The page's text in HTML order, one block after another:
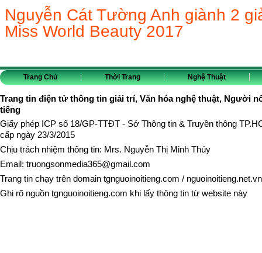
Nguyễn Cát Tường Anh giành 2
Miss World Beauty 2017
Trang Chủ Thời Trang Nghệ Thuật
Trang tin điện tử thông tin giải trí, Văn hóa nghệ thuật, Người
tiếng
Giấy phép ICP số 18/GP-TTĐT - Sở Thông tin & Truyền thông
cấp ngày 23/3/2015
Chịu trách nhiệm thông tin: Mrs. Nguyễn Thị Minh Thúy
Email: truongsonmedia365@gmail.com
Trang tin chạy trên domain tgnguoinoitieng.com / nguoinoitieng.net.vn
Ghi rõ nguồn tgnguoinoitieng.com khi lấy thông tin từ website này